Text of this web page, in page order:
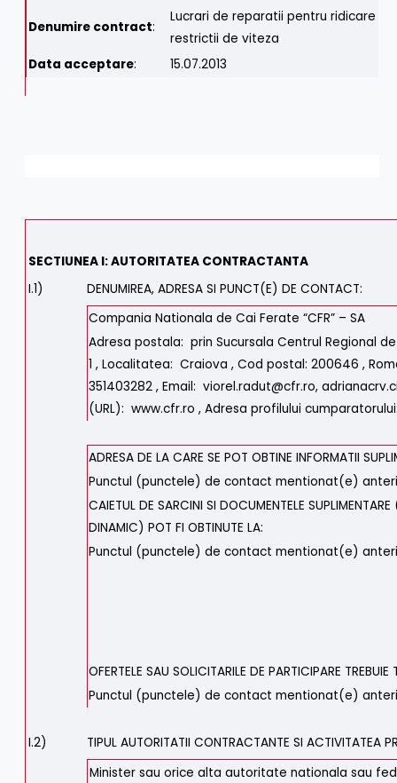
Denumire contract:
Lucrari de reparatii pentru ridicare
restrictii de viteza
Data acceptare: 15.07.2013
SECTIUNEA I: AUTORITATEA CONTRACTANTA
I.1)
DENUMIREA, ADRESA SI PUNCT(E) DE CONTACT:
Compania Nationala de Cai Ferate “CFR” – SA
Adresa postala: prin Sucursala Centrul Regional
1 , Localitatea: Craiova , Cod postal: 200646 ,
351403282 , Email: viorel.radut@cfr.ro,
(URL): www.cfr.ro , Adresa profilului
ADRESA DE LA CARE SE POT OBTINE INFORMATII
Punctul (punctele) de contact mentionat(e)
CAIETUL DE SARCINI SI DOCUMENTELE
DINAMIC) POT FI OBTINUTE LA:
Punctul (punctele) de contact mentionat(e)
OFERTELE SAU SOLICITARILE DE PARTICIPARE TREBUIE
Punctul (punctele) de contact mentionat(e)
I.2)
TIPUL AUTORITATII CONTRACTANTE SI ACTIVITATEA
Minister sau orice alta autoritate nationala sau